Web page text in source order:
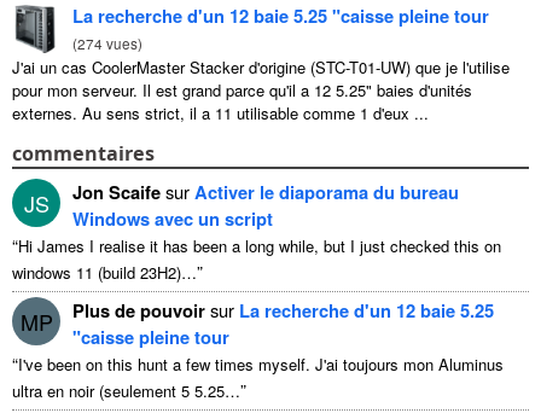
La recherche d'un 12 baie 5.25 "caisse pleine tour
(274 vues)
J'ai un cas CoolerMaster Stacker d'origine (STC-T01-UW) que je l'utilise
pour mon serveur. Il est grand parce qu'il a 12 5.25" baies d'unités
externes. Au sens strict, il a 11 utilisable comme 1 d'eux ...
commentaires
JS Jon ScaifesurActiver le diaporama du bureau
Windows avec un script
“Hi James I realise it has been a long while, but I just checked this on
windows 11 (build 23H2)…”
MP Plus de pouvoirsur La recherche d'un 12 baie 5.25
"caisse pleine tour
“I've been on this hunt a few times myself. J'ai toujours mon Aluminus
ultra en noir (seulement 5 5.25…”